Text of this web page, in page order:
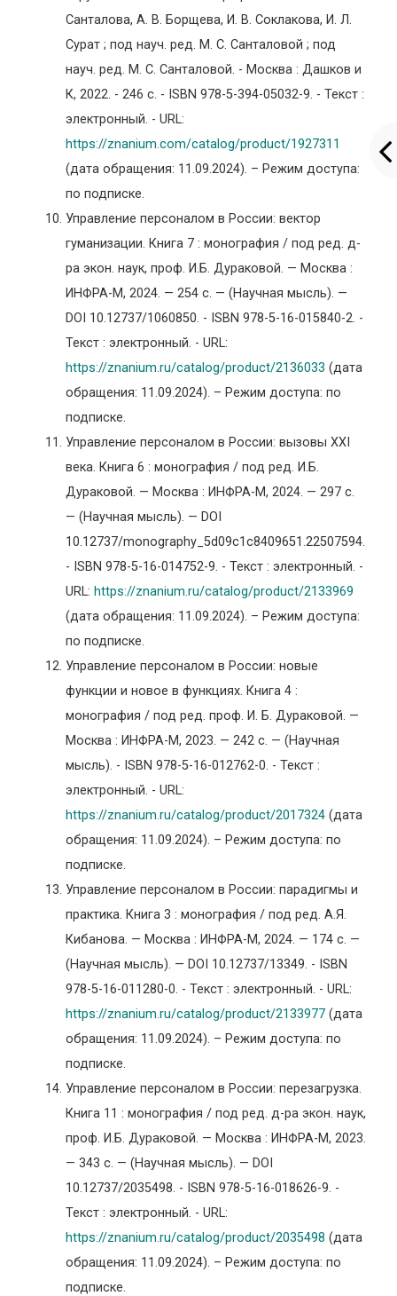
Санталова, А. В. Борщева, И. В. Соклакова, И. Л.
Сурат ; под науч. ред. М. С. Санталовой ; под
науч. ред. М. С. Санталовой. - Москва : Дашков и
К, 2022. - 246 с. - ISBN 978-5-394-05032-9. - Текст :
электронный. - URL:
https://znanium.com/catalog/product/1927311
(дата обращения: 11.09.2024). – Режим доступа:
по подписке.
Управление персоналом в России: вектор
гуманизации. Книга 7 : монография / под ред. д-
ра экон. наук, проф. И.Б. Дураковой. — Москва :
ИНФРА-М, 2024. — 254 с. — (Научная мысль). —
DOI 10.12737/1060850. - ISBN 978-5-16-015840-2. -
Текст : электронный. - URL:
https://znanium.ru/catalog/product/2136033 (дата
обращения: 11.09.2024). – Режим доступа: по
подписке.
Управление персоналом в России: вызовы XXI
века. Книга 6 : монография / под ред. И.Б.
Дураковой. — Москва : ИНФРА-М, 2024. — 297 с.
— (Научная мысль). — DOI
10.12737/monography_5d09c1c8409651.22507594.
- ISBN 978-5-16-014752-9. - Текст : электронный. -
URL: https://znanium.ru/catalog/product/2133969
(дата обращения: 11.09.2024). – Режим доступа:
по подписке.
Управление персоналом в России: новые
функции и новое в функциях. Книга 4 :
монография / под ред. проф. И. Б. Дураковой. —
Москва : ИНФРА-М, 2023. — 242 с. — (Научная
мысль). - ISBN 978-5-16-012762-0. - Текст :
электронный. - URL:
https://znanium.ru/catalog/product/2017324 (дата
обращения: 11.09.2024). – Режим доступа: по
подписке.
Управление персоналом в России: парадигмы и
практика. Книга 3 : монография / под ред. А.Я.
Кибанова. — Москва : ИНФРА-М, 2024. — 174 с. —
(Научная мысль). — DOI 10.12737/13349. - ISBN
978-5-16-011280-0. - Текст : электронный. - URL:
https://znanium.ru/catalog/product/2133977 (дата
обращения: 11.09.2024). – Режим доступа: по
подписке.
Управление персоналом в России: перезагрузка.
Книга 11 : монография / под ред. д-ра экон. наук,
проф. И.Б. Дураковой. — Москва : ИНФРА-М, 2023.
— 343 с. — (Научная мысль). — DOI
10.12737/2035498. - ISBN 978-5-16-018626-9. -
Текст : электронный. - URL:
https://znanium.ru/catalog/product/2035498 (дата
обращения: 11.09.2024). – Режим доступа: по
подписке.